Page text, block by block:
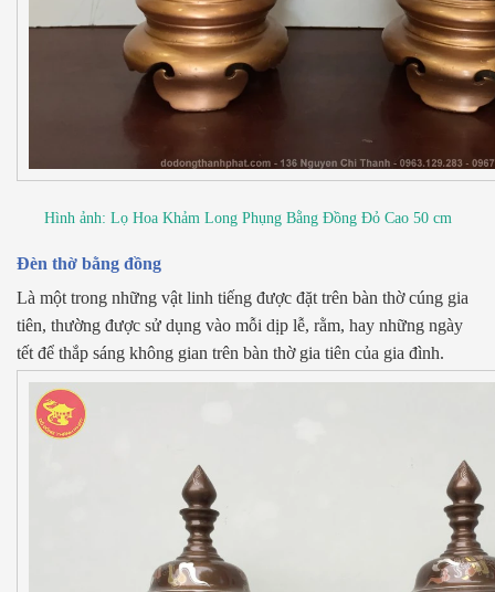
Hình ảnh: Lọ Hoa Khảm Long Phụng Bằng Đồng Đỏ Cao 50 cm
Đèn thờ bằng đồng
Là một trong những vật linh tiếng được đặt trên bàn thờ cúng gia
tiên, thường được sử dụng vào mỗi dịp lễ, rằm, hay những ngày
tết để thắp sáng không gian trên bàn thờ gia tiên của gia đình.